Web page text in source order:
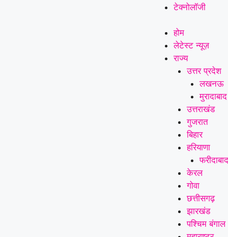
टेक्नोलॉजी
होम
लेटेस्ट न्यूज़
राज्य
उत्तर प्रदेश
लखनऊ
मुरादाबाद
उत्तराखंड
गुजरात
बिहार
हरियाणा
फरीदाबाद
केरल
गोवा
छत्तीसगढ़
झारखंड
पश्चिम बंगाल